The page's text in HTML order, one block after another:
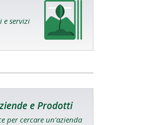
e servizi
e Prodotti
per cercare un'azienda